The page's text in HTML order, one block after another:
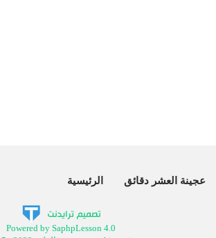
عجينة العشر دقائق الرئيسية
Powered by SaphpLesson 4.0